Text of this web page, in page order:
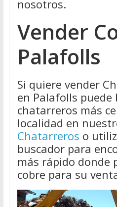
nosotros.
Vender
Palafolls
Si quiere vender
en Palafolls puede
chatarreros más
localidad en
Chatarreros o
buscador para
más rápido donde
cobre para su